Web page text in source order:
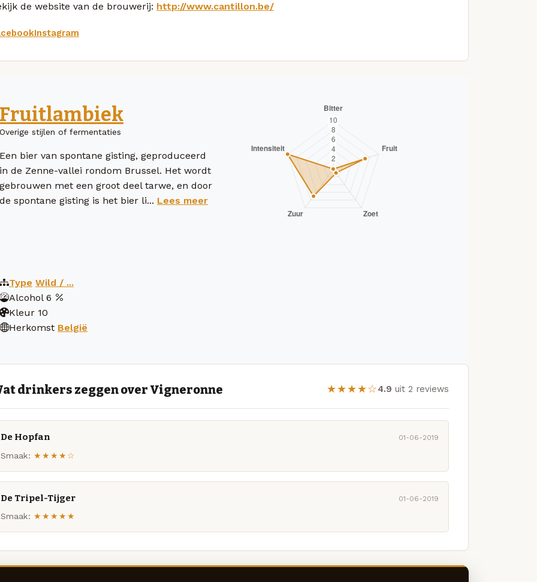
de website van de brouwerij: http://www.cantillon.be/
Instagram
Fruitlambiek
Overige stijlen of fermentaties
Een bier van spontane gisting, geproduceerd
in de Zenne-vallei rondom Brussel. Het wordt
gebrouwen met een groot deel tarwe, en door
de spontane gisting is het bier li... Lees meer
Type Wild / ...
Alcohol 6
Kleur 10
Herkomst België
drinkers zeggen over Vigneronne ★★★★☆4.9 uit 2 reviews
De Hopfan 01-06-2019
Smaak: ★★★★☆
De Tripel-Tijger 01-06-2019
Smaak: ★★★★★